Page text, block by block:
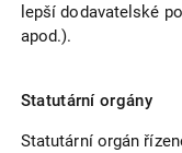
lepší dodavatelské
apod.).
Statutární orgány
Statutární orgán